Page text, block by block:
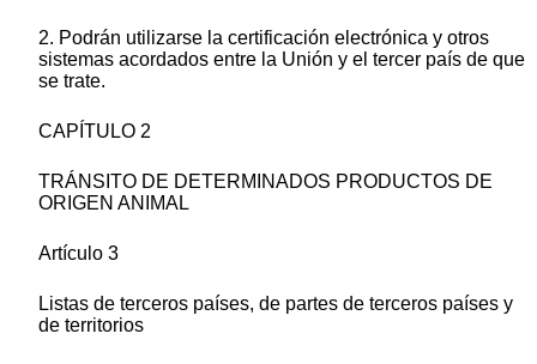
2. Podrán utilizarse la certificación electrónica y otros
sistemas acordados entre la Unión y el tercer país de que
se trate.
CAPÍTULO 2
TRÁNSITO DE DETERMINADOS PRODUCTOS DE
ORIGEN ANIMAL
Artículo 3
Listas de terceros países, de partes de terceros países y
de territorios